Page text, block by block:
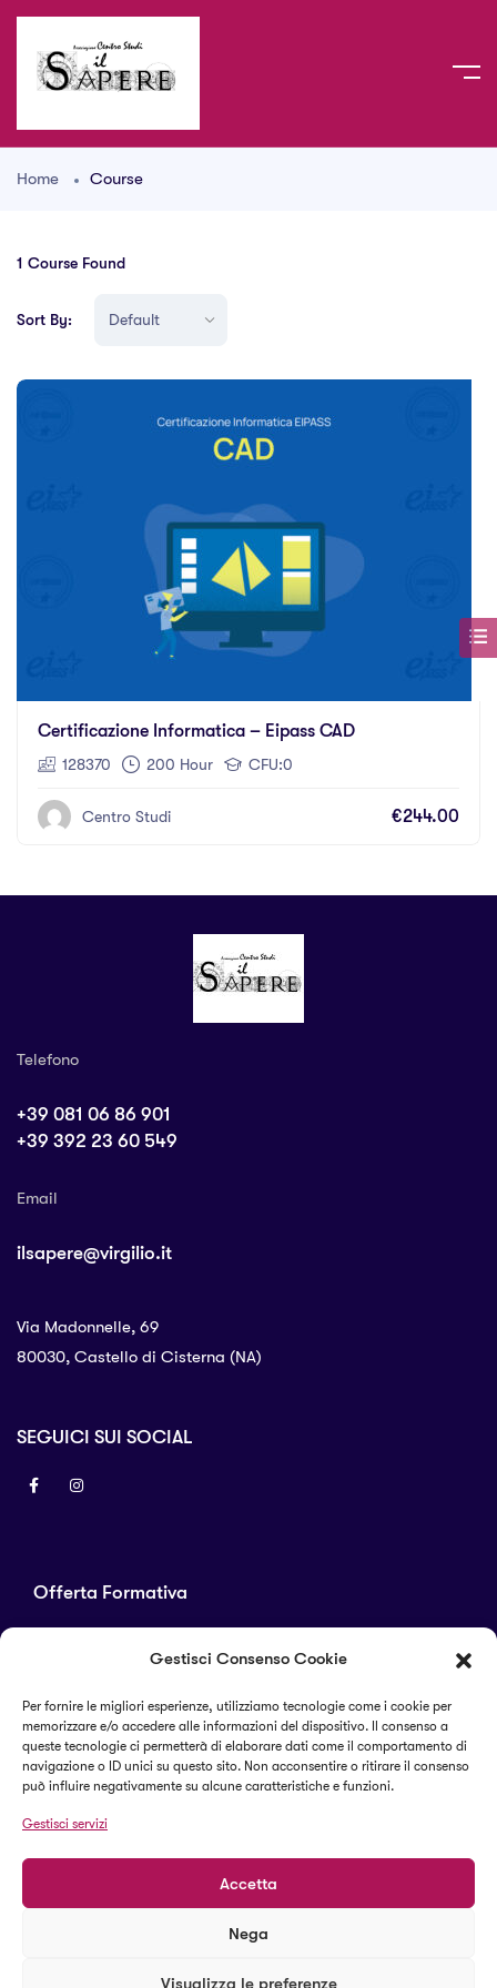
Gestisci Consenso Cookie
Per fornire le migliori esperienze, utilizziamo tecnologie come i cookie per
memorizzare e/o accedere alle informazioni del dispositivo. Il consenso a
queste tecnologie ci permetterà di elaborare dati come il comportamento di
navigazione o ID unici su questo sito. Non acconsentire o ritirare il consenso
può influire negativamente su alcune caratteristiche e funzioni.
Gestisci servizi
Accetta
Nega
Visualizza le preferenze
Home Course
1 Course Found
Sort By:
Certificazione Informatica – Eipass CAD
128370 200 Hour CFU:0
Centro Studi €244.00
Offerta Formativa
Corsi di perfezionamento
Alta formazione
Telefono
+39 081 06 86 901
+39 392 23 60 549
Email
ilsapere@virgilio.it
Via Madonnelle, 69
80030, Castello di Cisterna (NA)
SEGUICI SUI SOCIAL